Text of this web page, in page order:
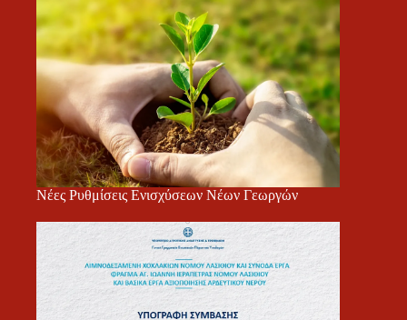
Νέες Ρυθμίσεις Ενισχύσεων Νέων Γεωργών